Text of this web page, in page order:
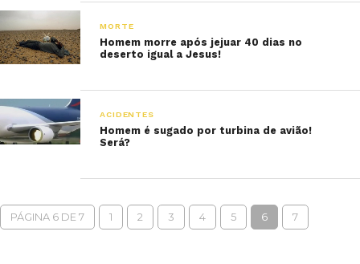
MORTE
Homem morre após jejuar 40 dias no
deserto igual a Jesus!
ACIDENTES
Homem é sugado por turbina de avião!
Será?
PÁGINA 6 DE 7 1 2 3 4 5 6 7